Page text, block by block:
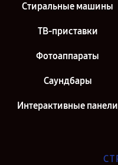
Стиральные машины
ТВ-приставки
Фотоаппараты
Саундбары
Интерактивные панели